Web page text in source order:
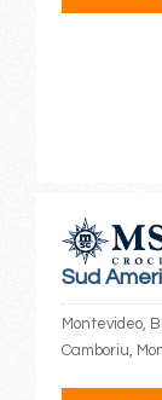
Sud
Montevideo,
Camboriu,